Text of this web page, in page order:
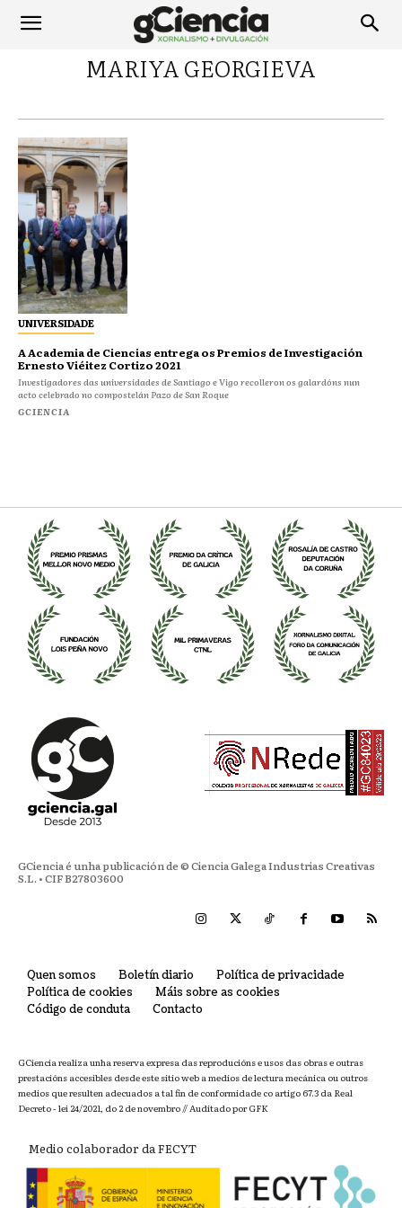
MARIYA GEORGIEVA
UNIVERSIDADE
A Academia de Ciencias entrega os Premios de Investigación
Ernesto Viéitez Cortizo 2021
Investigadores das universidades de Santiago e Vigo recolleron os galardóns nun
acto celebrado no compostelán Pazo de San Roque
GCIENCIA
GCiencia é unha publicación de © Ciencia Galega Industrias Creativas
S.L. • CIF B27803600
Quen somos Boletín diario
Política de privacidade
Política de cookies
Máis sobre as cookies
Código de conduta
Contacto
GCiencia realiza unha reserva expresa das reproducións e usos das obras e outras
prestacións accesibles desde este sitio web a medios de lectura mecánica ou outros
medios que resulten adecuados a tal fin de conformidade co artigo 67.3 da Real
Decreto - lei 24/2021, do 2 de novembro // Auditado por GFK
Medio colaborador da FECYT